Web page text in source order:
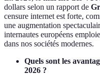
dollars selon un rapport de
censure internet est forte,
une augmentation
internautes européens
dans nos sociétés modernes.
Quels sont les
2026 ?